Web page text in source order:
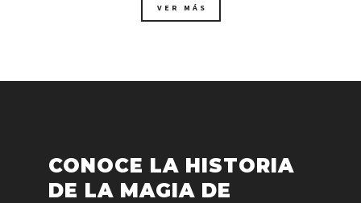
VER MÁS
CONOCE LA HISTORIA
DE LA MAGIA DE